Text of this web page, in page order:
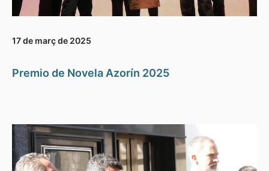
17 de març de 2025
Premio de Novela Azorín 2025